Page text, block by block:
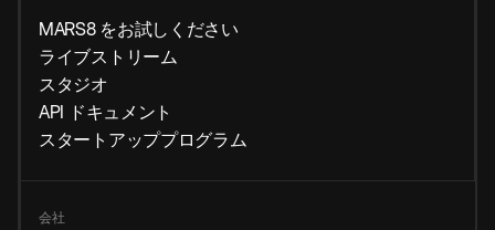
MARS8 をお試しください
ライブストリーム
スタジオ
API ドキュメント
スタートアッププログラム
会社